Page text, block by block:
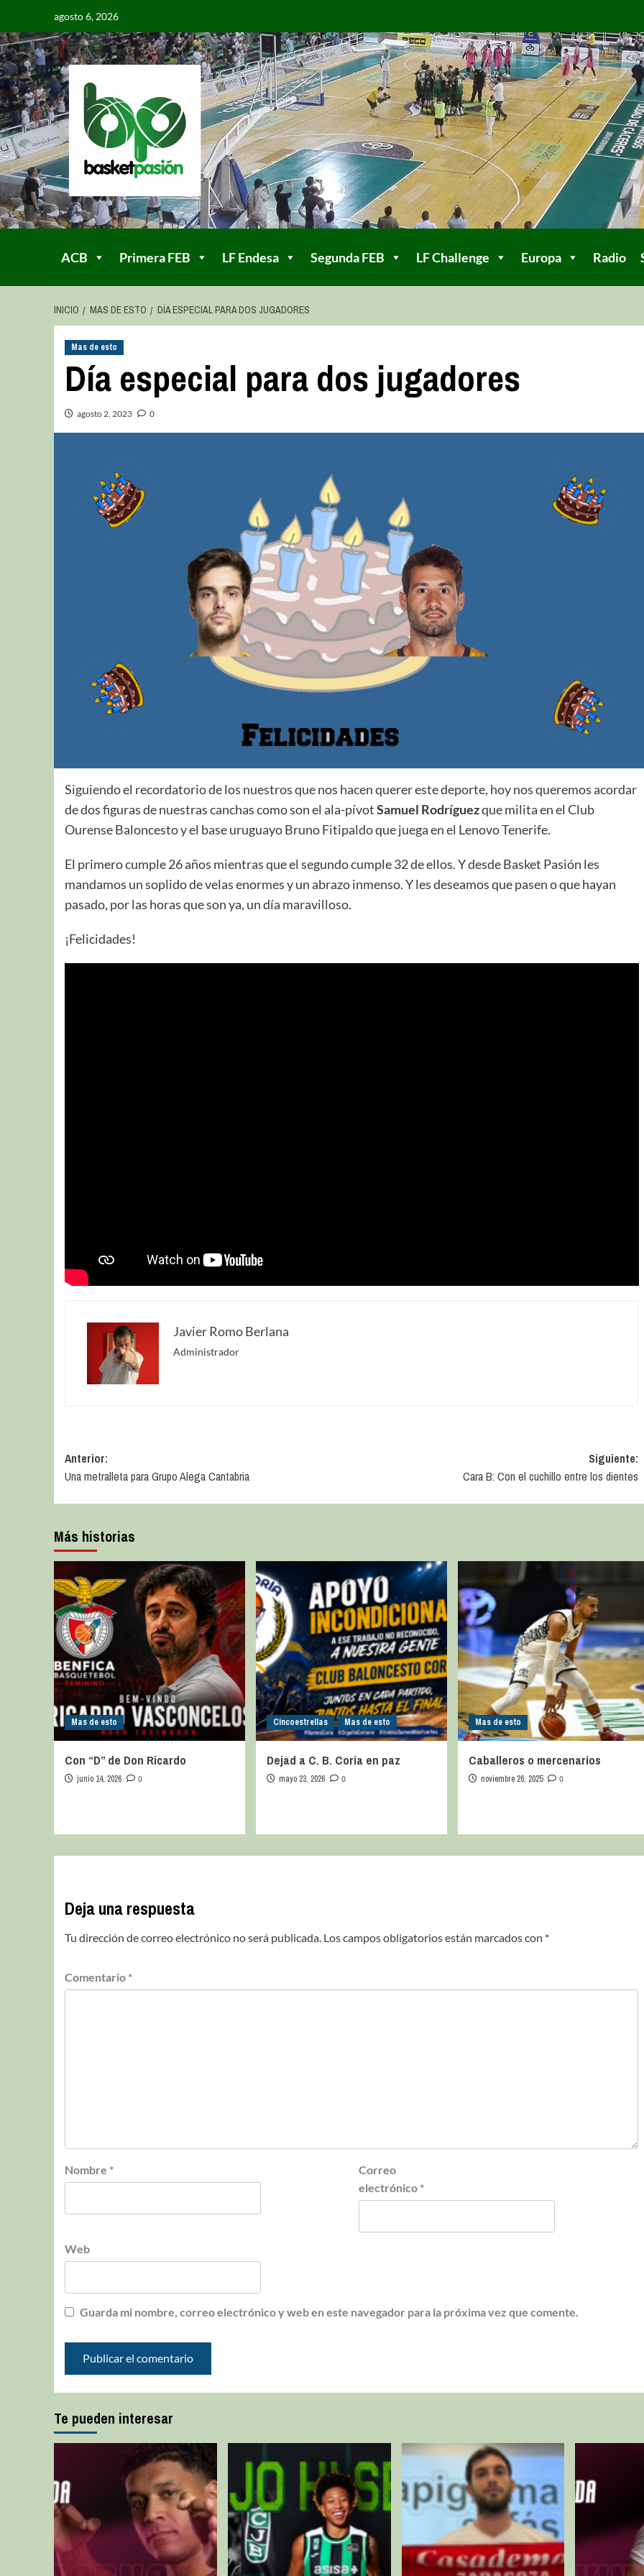
agosto 6, 2026
ACB Primera FEB LF Endesa Segunda FEB LF Challenge Europa Radio
INICIO MAS DE ESTO DÍA ESPECIAL PARA DOS JUGADORES
Mas de esto
Día especial para dos jugadores
agosto 2, 2023 0
Siguiendo el recordatorio de los nuestros que nos hacen querer este deporte, hoy nos queremos acordar
de dos figuras de nuestras canchas como son el ala-pívotSamuel Rodríguezque milita en el Club
Ourense Baloncesto y el base uruguayo Bruno Fitipaldo que juega en el Lenovo Tenerife.
El primero cumple 26 años mientras que el segundo cumple 32 de ellos. Y desde Basket Pasión les
mandamos un soplido de velas enormes y un abrazo inmenso. Y les deseamos que pasen o que hayan
pasado, por las horas que son ya, un día maravilloso.
¡Felicidades!
Javier Romo Berlana
Administrador
Anterior:
Una metralleta para Grupo Alega Cantabria
Siguiente:
Cara B: Con el cuchillo entre los dientes
Más historias
Mas de esto
Con “D” de Don Ricardo
junio 14, 2026 0
Cincoestrellas Mas de esto
Dejad a C. B. Coria en paz
mayo 23, 2026 0
Mas de esto
Caballeros o mercenarios
noviembre 26, 2025 0
Deja una respuesta
Tu dirección de correo electrónico no será publicada. Los campos obligatorios están marcados con *
Comentario *
Nombre *
Correo
electrónico *
Web
Guarda mi nombre, correo electrónico y web en este navegador para la próxima vez que comente.
La entrevista bTactic
mayo 7, 2026
0
Nos hacemos mayores. Vamos creciendo. Tanto así
que el próximo 20 de mayo celebramos nuestro
cuarto cumpleaños. Y todo crecimiento conlleva
Te pueden interesar